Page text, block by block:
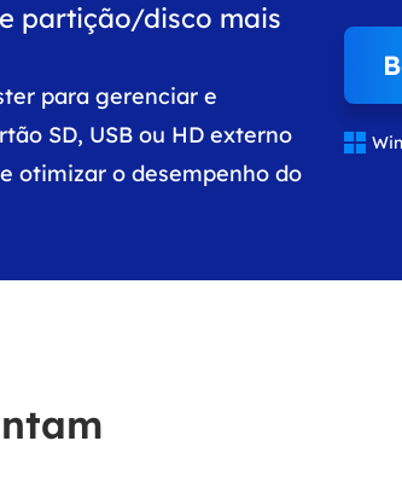
partição/disco mais
para gerenciar e
SD, USB ou HD externo
otimizar o desempenho do
